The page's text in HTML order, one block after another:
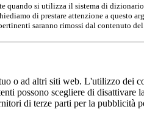
quando si utilizza il sistema di
di prestare attenzione a questo
saranno rimossi dal contenuto del
o ad altri siti web. L'utilizzo dei
possono scegliere di disattivare
di terze parti per la pubblicità